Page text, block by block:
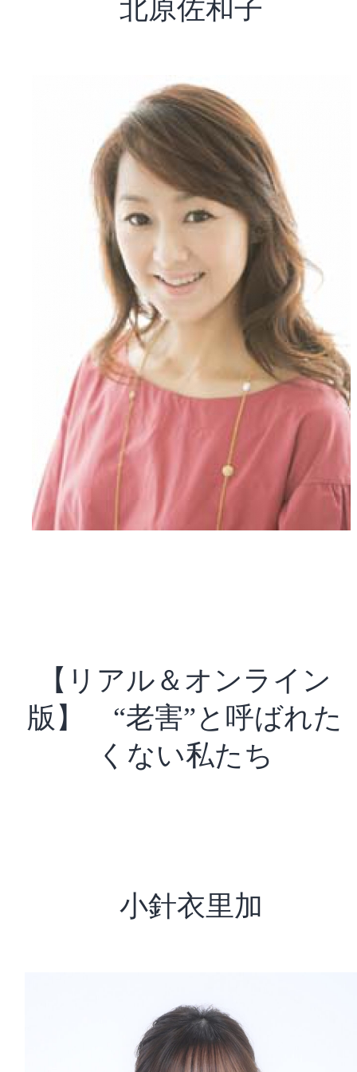
北原佐和子
【リアル＆オンライン
版】 “老害”と呼ばれた
くない私たち
小針衣里加